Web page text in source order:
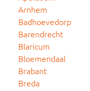
Arnhem
Badhoevedorp
Barendrecht
Blaricum
Bloemendaal
Brabant
Breda